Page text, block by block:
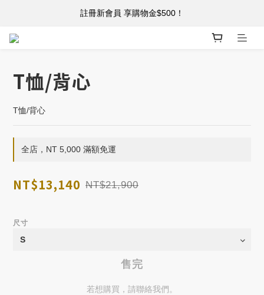
註冊新會員 享購物金$500！
註冊新會員 享購物金$500！
T恤/背心
T恤/背心
全店，NT 5,000 滿額免運
NT$13,140 NT$21,900
尺寸
售完
若想購買，請聯絡我們。